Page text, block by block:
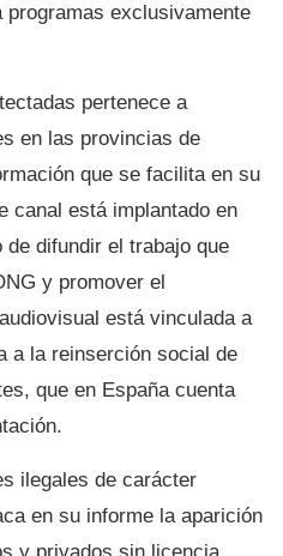
programas exclusivamente
pertenece a
en las provincias de
que se facilita en su
canal está implantado en
difundir el trabajo que
y promover el
está vinculada a
a la reinserción social de
que en España cuenta
ilegales de carácter
en su informe la aparición